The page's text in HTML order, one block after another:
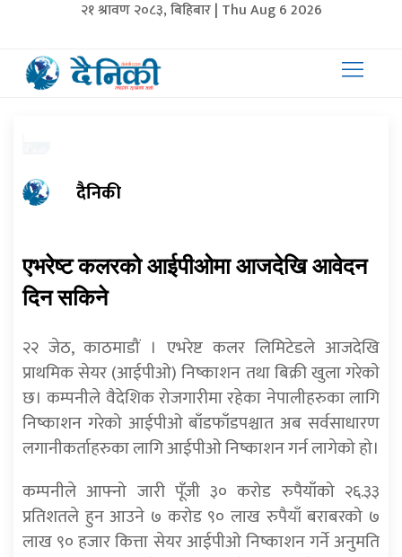
२१ श्रावण २०८३, बिहिबार | Thu Aug 6 2026
दैनिकी
एभरेष्ट कलरको आईपीओमा आजदेखि आवेदन
दिन सकिने
२२ जेठ, काठमाडौं । एभरेष्ट कलर लिमिटेडले आजदेखि
प्राथमिक सेयर (आईपीओ) निष्काशन तथा बिक्री खुला गरेकाे
छ। कम्पनीले वैदेशिक रोजगारीमा रहेका नेपालीहरुका लागि
निष्काशन गरेको आईपीओ बाँडफाँडपश्चात अब सर्वसाधारण
लगानीकर्ताहरुका लागि आईपीओ निष्काशन गर्न लागेको हो।
कम्पनीले आफ्नो जारी पूँजी ३० करोड रुपैयाँको २६.३३
प्रतिशतले हुन आउने ७ करोड ९० लाख रुपैयाँ बराबरको ७
लाख ९० हजार कित्ता सेयर आईपीओ निष्काशन गर्ने अनुमति